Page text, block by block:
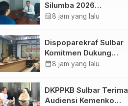
Silumba 2026
Disesuaikan,
Tetap Dimatangkan
calendar_month8 jam yang lalu
Dispoparekraf Sulbar
Komitmen Dukung
Penyusunan RAD
calendar_month8 jam yang lalu
DKPPKB Sulbar Terima
Audiensi Kemenko